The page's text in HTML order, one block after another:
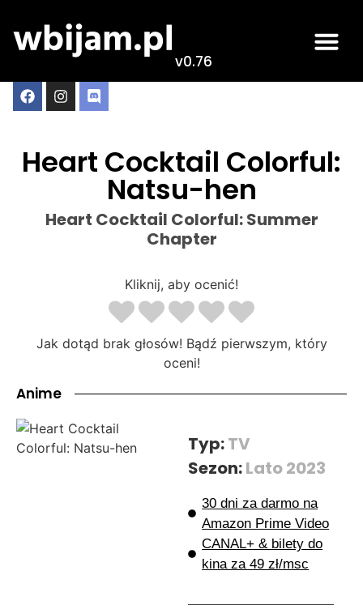
v0.76
Heart Cocktail Colorful:
Natsu-hen
Heart Cocktail Colorful: Summer
Chapter
Kliknij, aby ocenić!
Jak dotąd brak głosów! Bądź pierwszym, który
oceni!
Anime
Typ:TV
Sezon:Lato 2023
30 dni za darmo na
Amazon Prime Video
CANAL+ & bilety do
kina za 49 zł/msc